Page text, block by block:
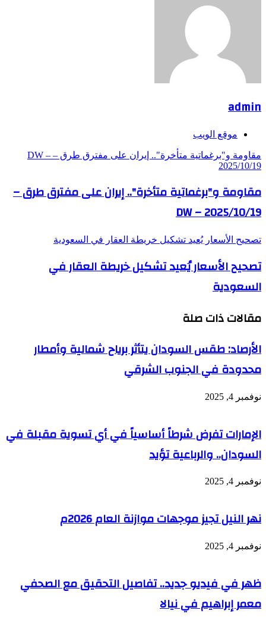
admin
موقع الويب
مقاومة و"برغماتية متأخرة".. إيران على مفترق طرق – DW –
2025/10/19
مقاومة و"برغماتية متأخرة".. إيران على مفترق طرق –
DW – 2025/10/19
تصحيح الأسعار يُعيد تشكيل خريطة العقار في السعودية
تصحيح الأسعار يُعيد تشكيل خريطة العقار في
السعودية
مقالات ذات صلة
الأرصاد: طقس السودان يتأثر برياح شمالية وأمطار
محدودة في الجنوب الشرقي
نوفمبر 4, 2025
الإمارات تفرض شرطاً أساسياً في أي تسوية مقبلة في
السودان.. والرباعية تؤيد
نوفمبر 4, 2025
نهر النيل تجيز موجهات موازنة العام 2026م
نوفمبر 4, 2025
ظهر في فيديو جديد.. تفاصيل التحقيق مع الصحفي
معمر إبراهيم في نيالا